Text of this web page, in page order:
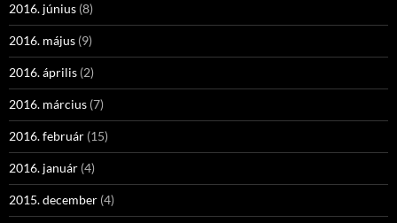
2016. június (8)
2016. május (9)
2016. április (2)
2016. március (7)
2016. február (15)
2016. január (4)
2015. december (4)